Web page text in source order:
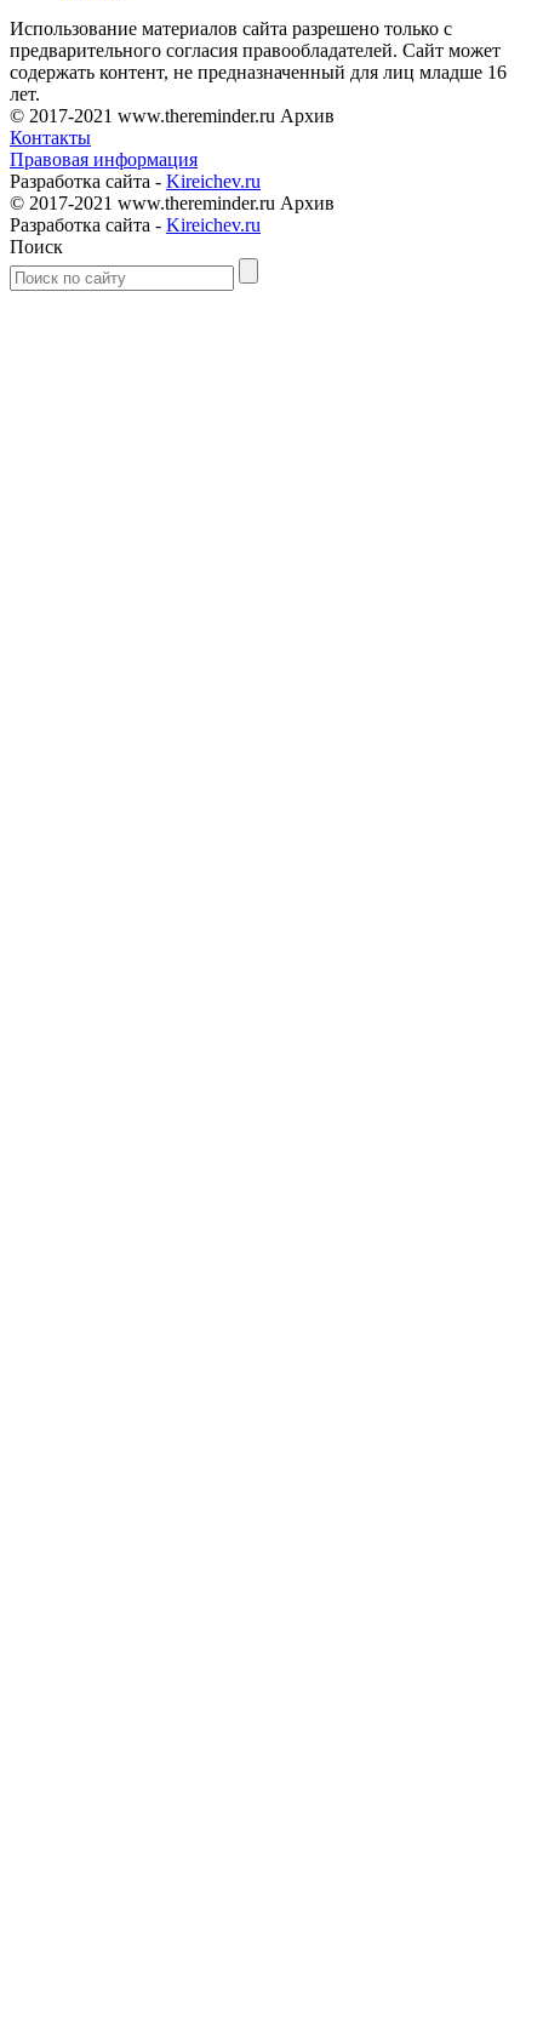
Использование материалов сайта разрешено только с
предварительного согласия правообладателей. Сайт может
содержать контент, не предназначенный для лиц младше 16
лет.
© 2017-2021 www.thereminder.ru Архив
Контакты
Правовая информация
Разработка сайта - Kireichev.ru
© 2017-2021 www.thereminder.ru Архив
Разработка сайта - Kireichev.ru
Поиск